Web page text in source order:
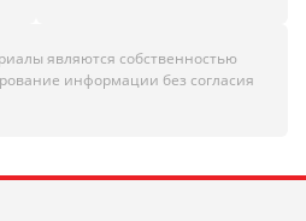
являются собственностью
информации без согласия